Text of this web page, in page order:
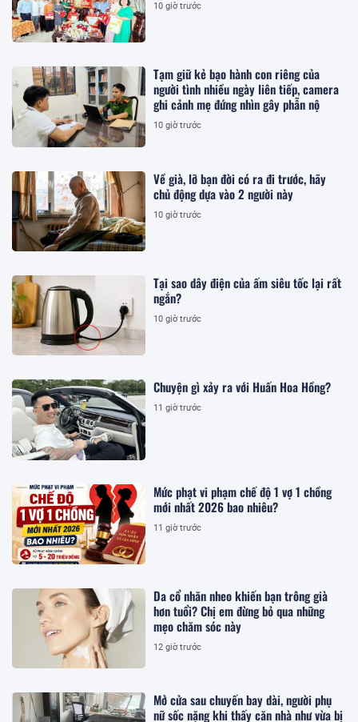
10 giờ trước
Tạm giữ kẻ bạo hành con riêng của
người tình nhiều ngày liên tiếp, camera
ghi cảnh mẹ đứng nhìn gây phẫn nộ
10 giờ trước
Về già, lỡ bạn đời có ra đi trước, hãy
chủ động dựa vào 2 người này
10 giờ trước
Tại sao dây điện của ấm siêu tốc lại rất
ngắn?
10 giờ trước
Chuyện gì xảy ra với Huấn Hoa Hồng?
11 giờ trước
Mức phạt vi phạm chế độ 1 vợ 1 chồng
mới nhất 2026 bao nhiêu?
11 giờ trước
Da cổ nhăn nheo khiến bạn trông già
hơn tuổi? Chị em đừng bỏ qua những
mẹo chăm sóc này
12 giờ trước
Mở cửa sau chuyến bay dài, người phụ
nữ sốc nặng khi thấy căn nhà như vừa bị